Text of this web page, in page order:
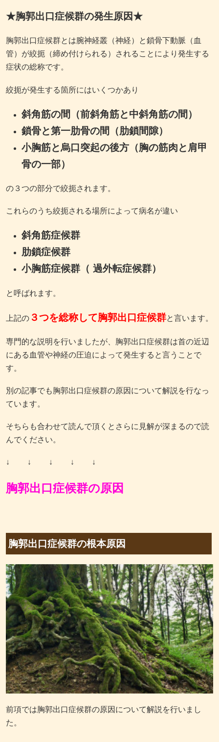
★胸郭出口症候群の発生原因★
胸郭出口症候群とは腕神経叢（神経）と鎖骨下動脈（血
管）が絞扼（締め付けられる）されることにより発生する
症状の総称です。
絞扼が発生する箇所にはいくつかあり
斜角筋の間（前斜角筋と中斜角筋の間）
鎖骨と第一肋骨の間（肋鎖間隙）
小胸筋と烏口突起の後方（胸の筋肉と肩甲
骨の一部）
の３つの部分で絞扼されます。
これらのうち絞扼される場所によって病名が違い
斜角筋症候群
肋鎖症候群
小胸筋症候群（ 過外転症候群）
と呼ばれます。
上記の ３つを総称して胸郭出口症候群と言います。
専門的な説明を行いましたが、胸郭出口症候群は首の近辺
にある血管や神経の圧迫によって発生すると言うことで
す。
別の記事でも胸郭出口症候群の原因について解説を行なっ
ています。
そちらも合わせて読んで頂くとさらに見解が深まるので読
んでください。
↓ ↓ ↓ ↓ ↓
胸郭出口症候群の原因
胸郭出口症候群の根本原因
前項では胸郭出口症候群の原因について解説を行いまし
た。